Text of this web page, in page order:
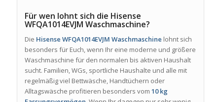
Für wen lohnt sich die Hisense
WFQA1014EVJM Waschmaschine?
Die Hisense WFQA1014EVJM Waschmaschine lohnt sich
besonders für Euch, wenn Ihr eine moderne und größere
Waschmaschine für den normalen bis aktiven Haushalt
sucht. Familien, WGs, sportliche Haushalte und alle mit
regelmäßig viel Bettwäsche, Handtüchern oder
Alltagswäsche profitieren besonders vom 10 kg